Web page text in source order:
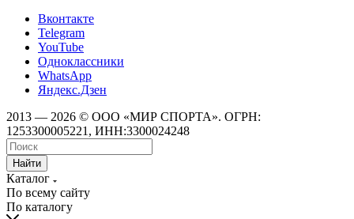
Вконтакте
Telegram
YouTube
Одноклассники
WhatsApp
Яндекс.Дзен
2013 — 2026 © ООО «МИР СПОРТА». ОГРН:
1253300005221, ИНН:3300024248
Найти
Каталог
По всему сайту
По каталогу